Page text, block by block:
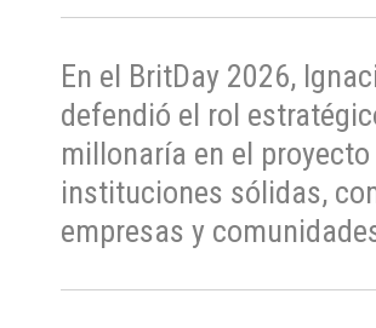
En el BritDay 2026,
defendió el rol
millonaría en el
instituciones sólidas,
empresas y